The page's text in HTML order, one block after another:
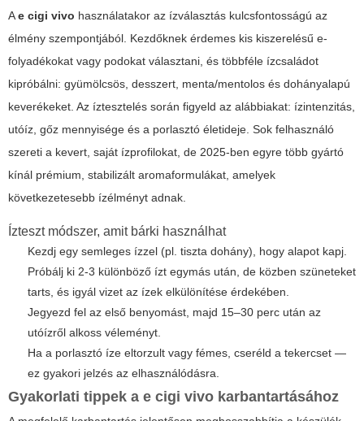
Ae cigi vivo használatakor az ízválasztás kulcsfontosságú az
élmény szempontjából. Kezdőknek érdemes kis kiszerelésű e-
folyadékokat vagy podokat választani, és többféle ízcsaládot
kipróbálni: gyümölcsös, desszert, menta/mentolos és dohányalapú
keverékeket. Az íztesztelés során figyeld az alábbiakat: ízintenzitás,
utóíz, gőz mennyisége és a porlasztó életideje. Sok felhasználó
szereti a kevert, saját ízprofilokat, de 2025-ben egyre több gyártó
kínál prémium, stabilizált aromaformulákat, amelyek
következetesebb ízélményt adnak.
Ízteszt módszer, amit bárki használhat
Kezdj egy semleges ízzel (pl. tiszta dohány), hogy alapot kapj.
Próbálj ki 2-3 különböző ízt egymás után, de közben szüneteket
tarts, és igyál vizet az ízek elkülönítése érdekében.
Jegyezd fel az első benyomást, majd 15–30 perc után az
utóízről alkoss véleményt.
Ha a porlasztó íze eltorzult vagy fémes, cseréld a tekercset —
ez gyakori jelzés az elhasználódásra.
Gyakorlati tippek a e cigi vivo karbantartásához